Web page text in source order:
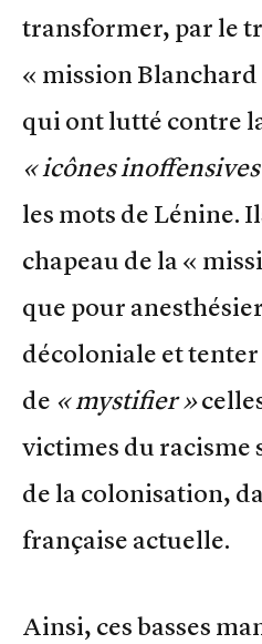
transformer, par le
« mission Blanchard
qui ont lutté contre
« icônes
les mots de Lénine.
chapeau de la «
que pour
décoloniale et tenter
de « mystifier »
victimes du racisme
de la colonisation,
française actuelle.
Ainsi, ces basses